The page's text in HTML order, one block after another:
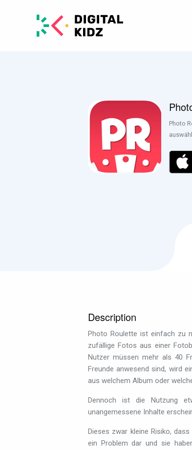
Photo
Description
Photo Roulette ist einfach zu
zufällige Fotos aus einer
Nutzer müssen mehr als 40
Freunde anwesend sind, wird
aus welchem Album oder
Dennoch ist die Nutzung
unangemessene Inhalte
Dieses zwar kleine Risiko,
ein Problem dar und sie